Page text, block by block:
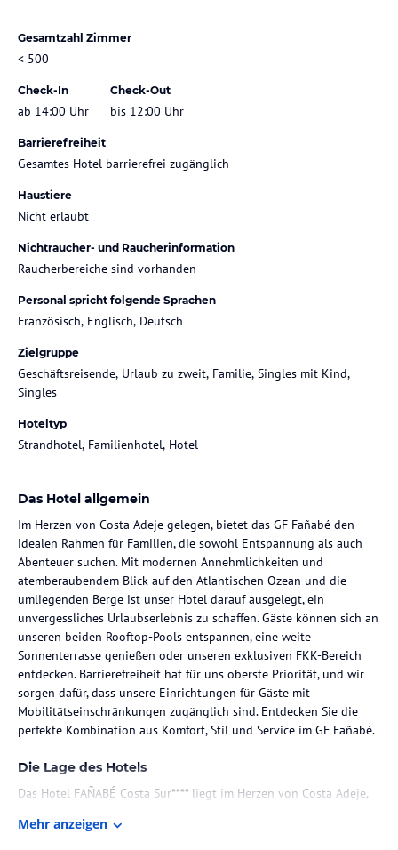
Gesamtzahl Zimmer
< 500
Check-In
ab 14:00 Uhr
Check-Out
bis 12:00 Uhr
Barrierefreiheit
Gesamtes Hotel barrierefrei zugänglich
Haustiere
Nicht erlaubt
Nichtraucher- und Raucherinformation
Raucherbereiche sind vorhanden
Personal spricht folgende Sprachen
Französisch, Englisch, Deutsch
Zielgruppe
Geschäftsreisende, Urlaub zu zweit, Familie, Singles mit Kind,
Singles
Hoteltyp
Strandhotel, Familienhotel, Hotel
Das Hotel allgemein
Im Herzen von Costa Adeje gelegen, bietet das GF Fañabé den
idealen Rahmen für Familien, die sowohl Entspannung als auch
Abenteuer suchen. Mit modernen Annehmlichkeiten und
atemberaubendem Blick auf den Atlantischen Ozean und die
umliegenden Berge ist unser Hotel darauf ausgelegt, ein
unvergessliches Urlaubserlebnis zu schaffen. Gäste können sich an
unseren beiden Rooftop-Pools entspannen, eine weite
Sonnenterrasse genießen oder unseren exklusiven FKK-Bereich
entdecken. Barrierefreiheit hat für uns oberste Priorität, und wir
sorgen dafür, dass unsere Einrichtungen für Gäste mit
Mobilitätseinschränkungen zugänglich sind. Entdecken Sie die
perfekte Kombination aus Komfort, Stil und Service im GF Fañabé.
Die Lage des Hotels
Das Hotel FAÑABÉ Costa Sur**** liegt im Herzen von Costa Adeje,
und El Duque, die beide feinen Sand und kristallklares Wasser
Mehr anzeigen